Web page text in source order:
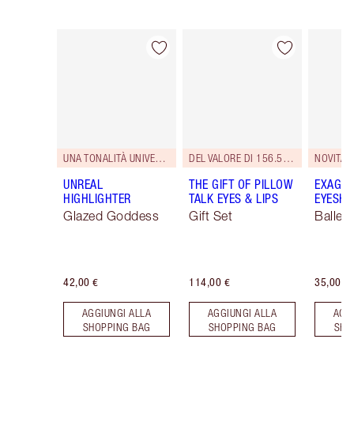
Articolo 1 di 114
UNA TONALITÀ UNIVERSALE.
UNREAL
HIGHLIGHTER
Glazed Goddess
42,00 €
AGGIUNGI ALLA
SHOPPING BAG
Articolo 2 di 114
DEL VALORE DI 156.50 €
THE GIFT OF PILLOW
TALK EYES & LIPS
Gift Set
114,00 €
AGGIUNGI ALLA
SHOPPING BAG
NOVITÀ!
Ballet
35,00 €